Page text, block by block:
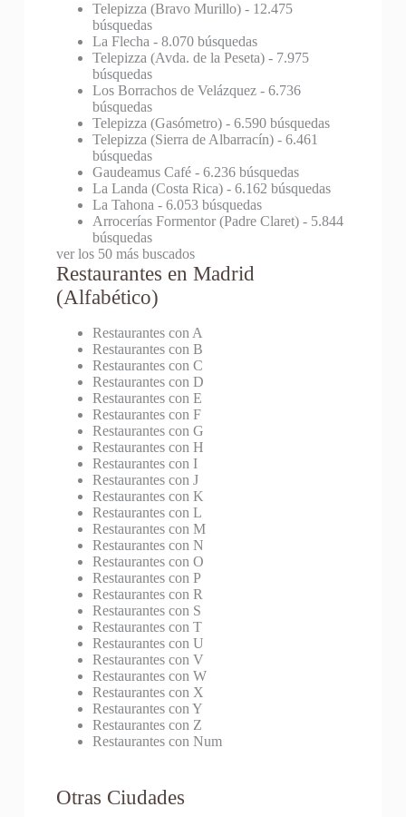
Telepizza (Bravo Murillo)- 12.475
búsquedas
La Flecha - 8.070 búsquedas
Telepizza (Avda. de la Peseta)- 7.975
búsquedas
Los Borrachos de Velázquez- 6.736
búsquedas
Telepizza (Gasómetro)- 6.590 búsquedas
Telepizza (Sierra de Albarracín)- 6.461
búsquedas
Gaudeamus Café- 6.236 búsquedas
La Landa (Costa Rica)- 6.162 búsquedas
La Tahona - 6.053 búsquedas
Arrocerías Formentor (Padre Claret)- 5.844
búsquedas
ver los 50 más buscados
Restaurantes en Madrid
(Alfabético)
Restaurantes con A
Restaurantes con B
Restaurantes con C
Restaurantes con D
Restaurantes con E
Restaurantes con F
Restaurantes con G
Restaurantes con H
Restaurantes con I
Restaurantes con J
Restaurantes con K
Restaurantes con L
Restaurantes con M
Restaurantes con N
Restaurantes con O
Restaurantes con P
Restaurantes con R
Restaurantes con S
Restaurantes con T
Restaurantes con U
Restaurantes con V
Restaurantes con W
Restaurantes con X
Restaurantes con Y
Restaurantes con Z
Restaurantes con Num
Otras Ciudades